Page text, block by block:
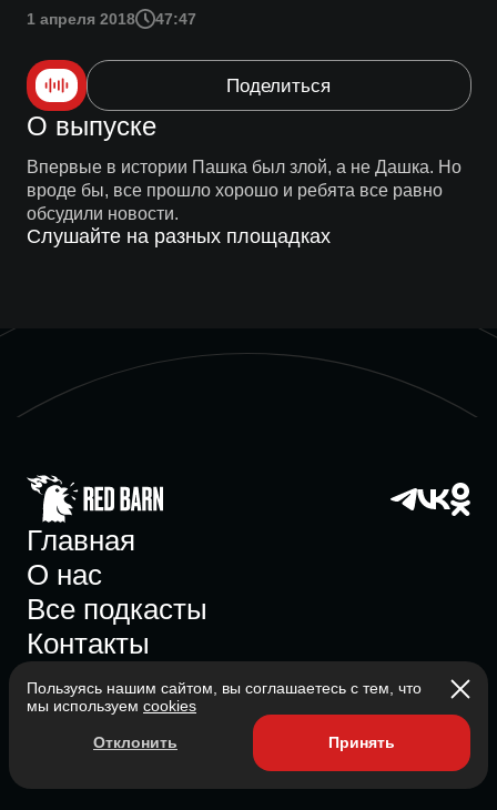
1 апреля 2018 47:47
Поделиться
О выпуске
Впервые в истории Пашка был злой, а не Дашка. Но
вроде бы, все прошло хорошо и ребята все равно
обсудили новости.
Слушайте на разных площадках
Главная
О нас
Все подкасты
Контакты
Состоит в ассоциации с 2023
Пользуясь нашим сайтом, вы соглашаетесь с тем, что
мы используем cookies
Отклонить Принять